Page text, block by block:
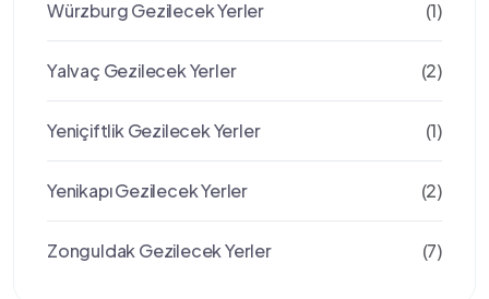
Würzburg Gezilecek Yerler (1)
Yalvaç Gezilecek Yerler (2)
Yeniçiftlik Gezilecek Yerler (1)
Yenikapı Gezilecek Yerler (2)
Zonguldak Gezilecek Yerler (7)